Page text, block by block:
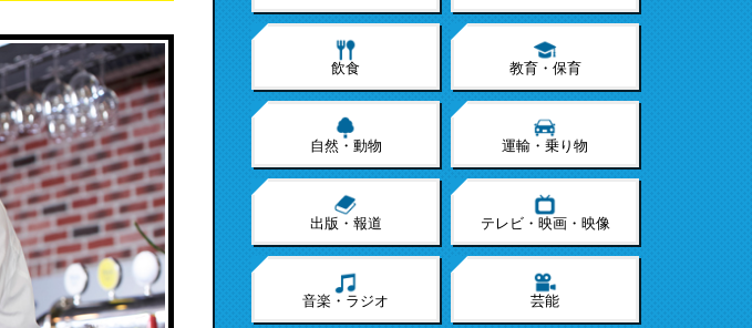
飲食 教育・保育
自然・動物 運輸・乗り物
出版・報道 テレビ・映画・映像
音楽・ラジオ 芸能